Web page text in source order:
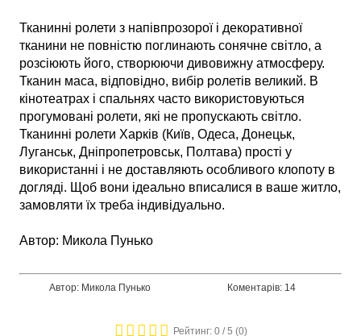
Тканинні ролети з напівпрозорої і декоративної
тканини не повністю поглинають сонячне світло, а
розсіюють його, створюючи дивовижну атмосферу.
Тканин маса, відповідно, вибір ролетів великий. В
кінотеатрах і спальнях часто використовуються
прогумовані ролети, які не пропускають світло.
Тканинні ролети Харків (Київ, Одеса, Донецьк,
Луганськ, Дніпропетровськ, Полтава) прості у
використанні і не доставляють особливого клопоту в
догляді. Щоб вони ідеально вписалися в ваше житло,
замовляти їх треба індивідуально.
Автор: Микола Пунько
Автор: Микола Пунько Коментарів: 14
Рейтинг: 0/ 5 (0)